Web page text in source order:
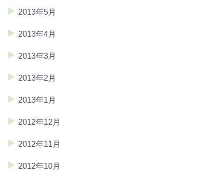
2013年5月
2013年4月
2013年3月
2013年2月
2013年1月
2012年12月
2012年11月
2012年10月